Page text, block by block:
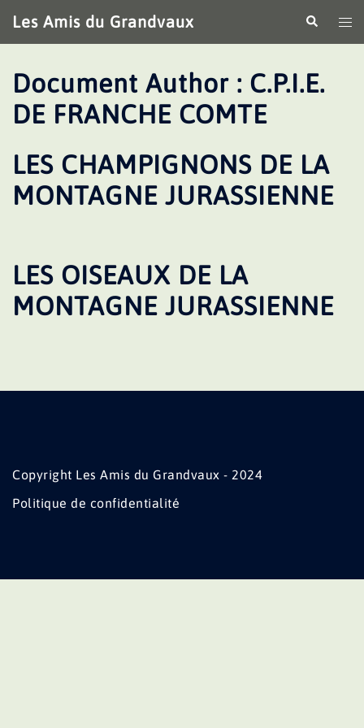
au
contenu
Les Amis du Grandvaux
le
Document Author : C.P.I.E.
DE FRANCHE COMTE
LES CHAMPIGNONS DE LA
MONTAGNE JURASSIENNE
LES OISEAUX DE LA
MONTAGNE JURASSIENNE
Copyright Les Amis du Grandvaux - 2024
Politique de confidentialité